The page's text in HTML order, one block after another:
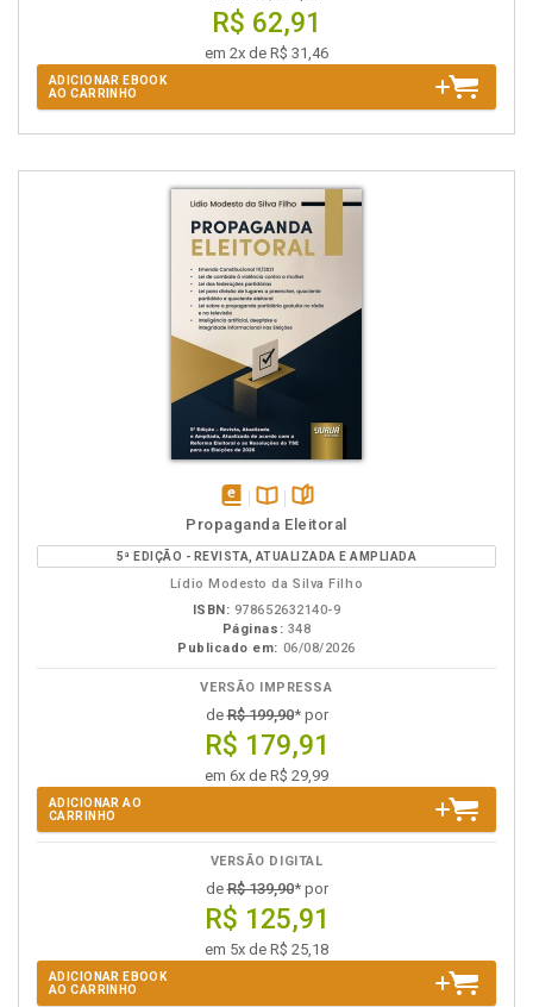
R$ 62,91
em 2x de R$ 31,46
ADICIONAR EBOOK
AO CARRINHO
disponível
em
eBook
Disponível
na
B.V.
páginas
Propaganda Eleitoral
5ª EDIÇÃO - REVISTA, ATUALIZADA E AMPLIADA
Lídio Modesto da Silva Filho
ISBN: 978652632140-9
Páginas: 348
Publicado em: 06/08/2026
VERSÃO IMPRESSA
deR$ 199,90* por
R$ 179,91
em 6x de R$ 29,99
ADICIONAR AO
CARRINHO
VERSÃO DIGITAL
deR$ 139,90* por
R$ 125,91
em 5x de R$ 25,18
ADICIONAR EBOOK
AO CARRINHO